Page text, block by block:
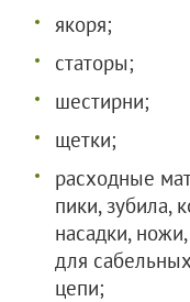
якоря;
статоры;
шестирни;
щетки;
расходные
пики, зубила,
насадки,
для
цепи;